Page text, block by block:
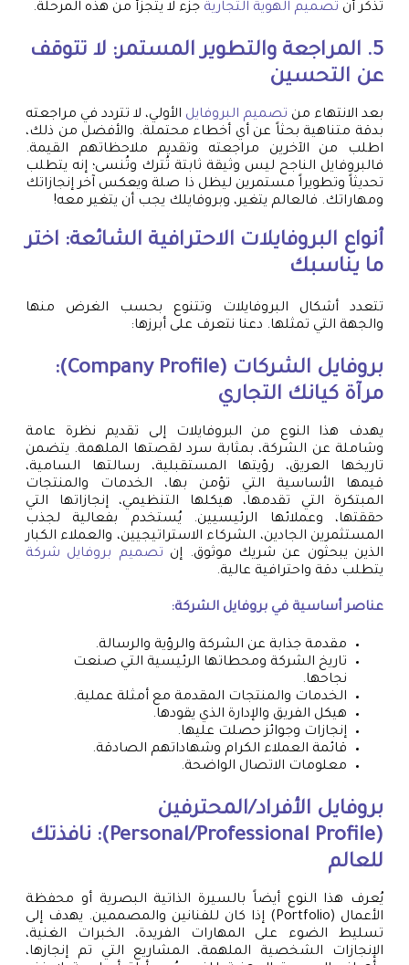
تذكر أن تصميم الهوية التجارية جزء لا يتجزأ من هذه المرحلة.
5. المراجعة والتطوير المستمر: لا تتوقف
عن التحسين
بعد الانتهاء من تصميم البروفايل الأولي، لا تتردد في مراجعته
بدقة متناهية بحثاً عن أي أخطاء محتملة. والأفضل من ذلك،
اطلب من الآخرين مراجعته وتقديم ملاحظاتهم القيمة.
فالبروفايل الناجح ليس وثيقة ثابتة تُترك وتُنسى؛ إنه يتطلب
تحديثاً وتطويراً مستمرين ليظل ذا صلة ويعكس آخر إنجازاتك
ومهاراتك. فالعالم يتغير، وبروفايلك يجب أن يتغير معه!
أنواع البروفايلات الاحترافية الشائعة: اختر
ما يناسبك
تتعدد أشكال البروفايلات وتتنوع بحسب الغرض منها
والجهة التي تمثلها. دعنا نتعرف على أبرزها:
بروفايل الشركات (Company Profile):
مرآة كيانك التجاري
يهدف هذا النوع من البروفايلات إلى تقديم نظرة عامة
وشاملة عن الشركة، بمثابة سرد لقصتها الملهمة. يتضمن
تاريخها العريق، رؤيتها المستقبلية، رسالتها السامية،
قيمها الأساسية التي تؤمن بها، الخدمات والمنتجات
المبتكرة التي تقدمها، هيكلها التنظيمي، إنجازاتها التي
حققتها، وعملائها الرئيسيين. يُستخدم بفعالية لجذب
المستثمرين الجادين، الشركاء الاستراتيجيين، والعملاء الكبار
الذين يبحثون عن شريك موثوق. إن تصميم بروفايل شركة
يتطلب دقة واحترافية عالية.
عناصر أساسية في بروفايل الشركة:
مقدمة جذابة عن الشركة والرؤية والرسالة.
تاريخ الشركة ومحطاتها الرئيسية التي صنعت
نجاحها.
الخدمات والمنتجات المقدمة مع أمثلة عملية.
هيكل الفريق والإدارة الذي يقودها.
إنجازات وجوائز حصلت عليها.
قائمة العملاء الكرام وشهاداتهم الصادقة.
معلومات الاتصال الواضحة.
بروفايل الأفراد/المحترفين
(Personal/Professional Profile): نافذتك
للعالم
يُعرف هذا النوع أيضاً بالسيرة الذاتية البصرية أو محفظة
الأعمال (Portfolio) إذا كان للفنانين والمصممين. يهدف إلى
تسليط الضوء على المهارات الفريدة، الخبرات الغنية،
الإنجازات الشخصية الملهمة، المشاريع التي تم إنجازها،